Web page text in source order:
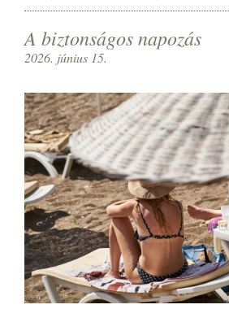
A biztonságos napozás
2026. június 15.